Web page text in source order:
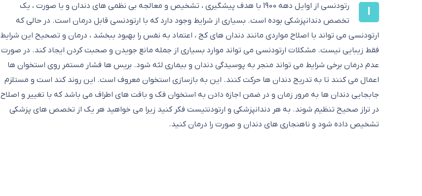
ا
رتودنسی از اوایل دهه 1900 با هدف پیشگیری ، تشخیص و معالجه بی نظمی های دندان و یا صورت ، یک
تخصص دندانپزشکی بوده است. بسیاری از شرایط وجود دارد که با ارتودنسی قابل درمان است. در حالی که
ارتودنسی می تواند با اصلاح مواردی مانند دندان های کج ، اعتماد به نفس را بهبود ببخشد ، درمان و تصحیح این شرایط
فقط زیبایی نیست. مشکلات ارتودنسی می تواند موارد بسیاری از جمله مانع جویدن و صحبت کردن ایجاد کند. در صورت
عدم درمان برخی شرایط می تواند منجر به پوسیدگی دندان و بیماری لثه شود. بریس ها فشار مستمر روی استخوان ها
اعمال می کنند تا به تدریج دندان ها حرکت کنند. این به بازسازی استخوان معروف است. این روند کند است و مستلزم
جابجایی دندان ها به مرور زمان و در ضمن اجازه دادن به استخوان فک و بافت های اطراف می باشد که با تغییر و اصلاح
در تراز صحیح تنظیم شوند. به هر دندانپزشکی و ارتودنتیست فکر کنید زیرا می خواهید هر یک از تخصص های پزشکی
تشخیص داده شود و ناهنجاری های دندان و صورت را درمان کنید.